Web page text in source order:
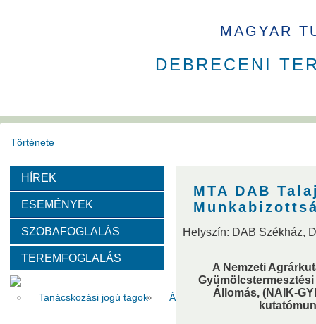
MAGYAR
DEBRECENI
Története
Székház
Szervezeti felépítése
Választott vezetők
Tanácskozási jogú tagok Állandó meghívottak
HÍREK
ESEMÉNYEK
SZOBAFOGLALÁS
TEREMFOGLALÁS
MTA DAB
Helyszín: DAB Székház,
A Nemzeti
Állomás, (NAIK-